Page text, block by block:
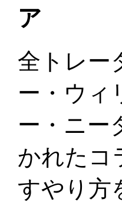
ア
全トレー
ー・ウィ
ー・ニー
かれたコ
すやり方